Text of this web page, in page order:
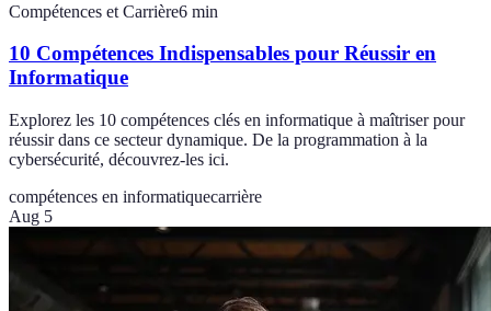
Compétences et Carrière6 min
10 Compétences Indispensables pour Réussir en
Informatique
Explorez les 10 compétences clés en informatique à maîtriser pour
réussir dans ce secteur dynamique. De la programmation à la
cybersécurité, découvrez-les ici.
compétences en informatiquecarrière
Aug 5